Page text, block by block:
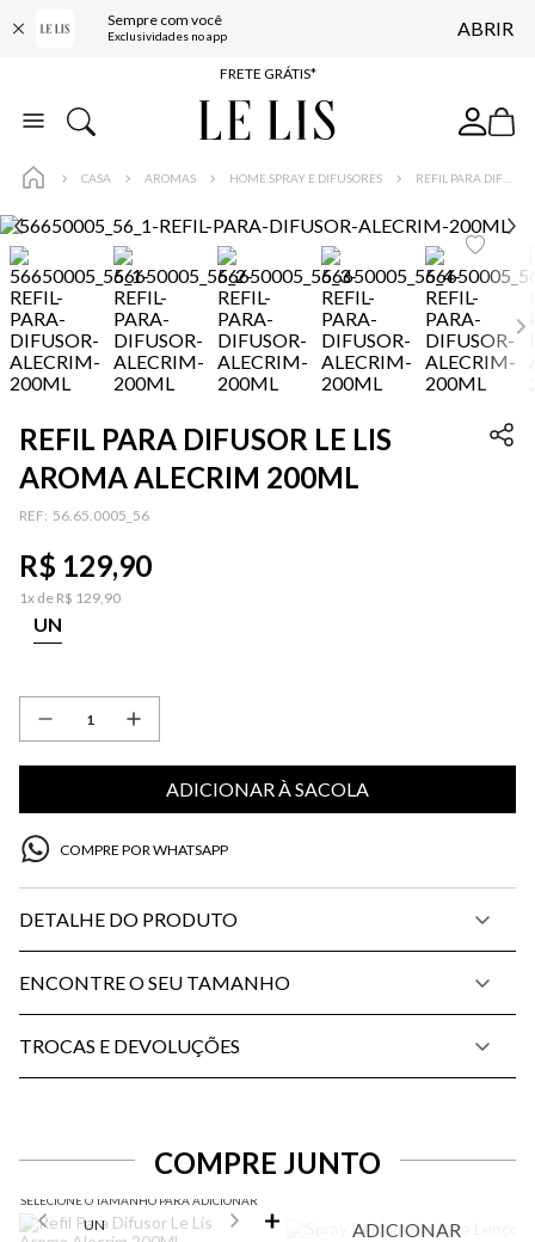
Sempre com você
Exclusividades no app ABRIR
ENTREGA EXPRESSA*
FRETE GRÁTIS*
BAIXE O APP
CASA AROMAS HOME SPRAY E DIFUSORES
REFIL PARA DIFUSOR LE LIS
AROMA ALECRIM 200ML
: 56.65.0005_56
R$ 129,90
1x de R$ 129,90
UN
ADICIONAR À SACOLA
COMPRE POR WHATSAPP
DETALHE DO PRODUTO
ENCONTRE O SEU TAMANHO
TROCAS E DEVOLUÇÕES
COMPRE JUNTO
SELECIONE O TAMANHO PARA ADICIONAR
UN ADICIONAR